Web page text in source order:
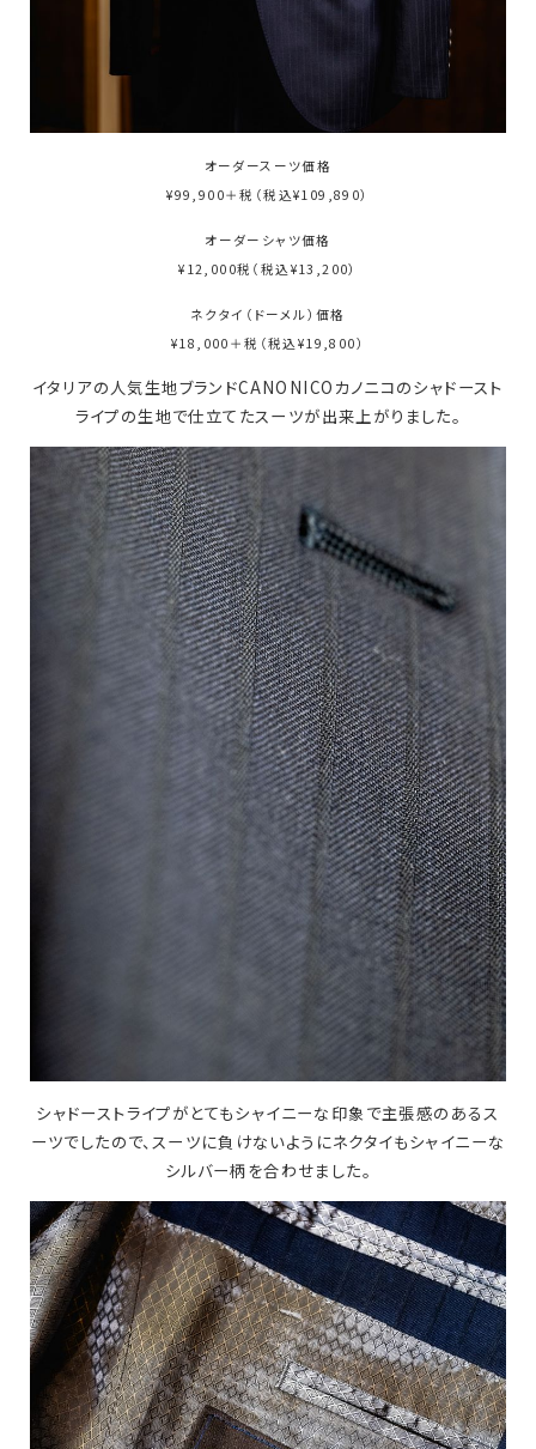
オーダースーツ価格
¥99,900＋税（税込¥109,890）
オーダーシャツ価格
¥12,000税（税込¥13,200）
ネクタイ（ドーメル）価格
¥18,000＋税（税込¥19,800）
イタリアの人気生地ブランドCANONICOカノニコのシャドースト
ライプの生地で仕立てたスーツが出来上がりました。
シャドーストライプがとてもシャイニーな印象で主張感のあるス
ーツでしたので、スーツに負けないようにネクタイもシャイニーな
シルバー柄を合わせました。